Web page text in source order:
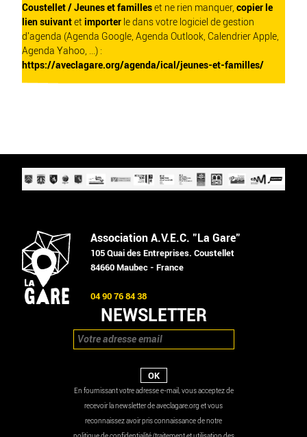
Coustellet / Jeunes et familleset ne rien manquer, copier le
lien suivantet importer le dans votre logiciel de gestion
d'agenda (Agenda Google, Agenda Outlook, Calendrier Apple,
Agenda Yahoo, ...) :
https://aveclagare.org/agenda/ical/jeunes-et-familles/
Association A.V.E.C. "La Gare"
105 Quai des Entreprises. Coustellet
84660 Maubec - France
04 90 76 84 38
NEWSLETTER
En fournissant votre adresse e-mail, vous acceptez de
recevoir la newsletter de aveclagare.org et vous
reconnaissez avoir pris connaissance de notre